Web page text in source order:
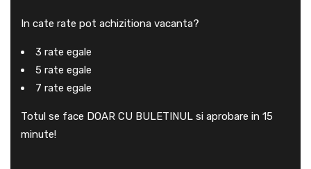
In cate rate pot achizitiona vacanta?
3 rate egale
5 rate egale
7 rate egale
Totul se face DOAR CU BULETINUL si aprobare in 15
minute!